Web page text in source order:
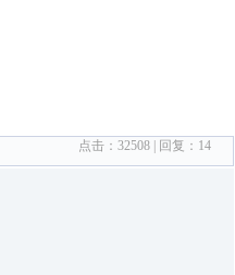
点击： 32508 | 回复： 14